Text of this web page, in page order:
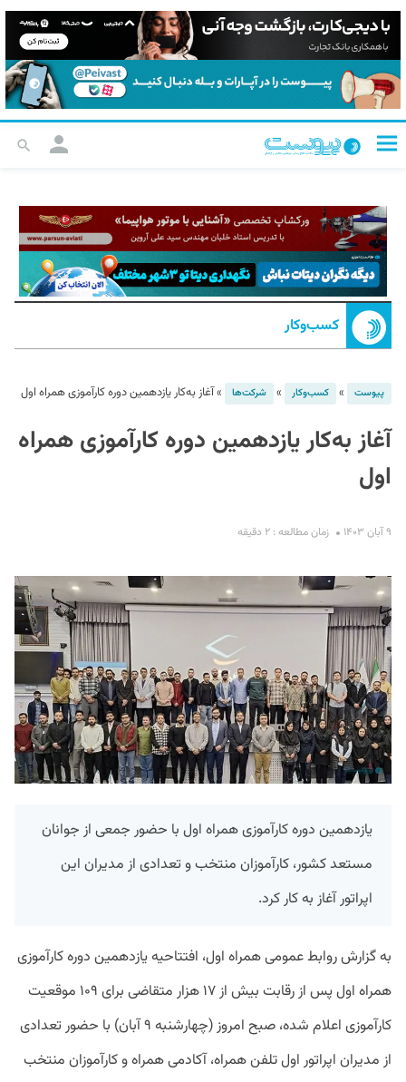
کسب‌و‌کار
پیوست » کسب‌و‌کار » شرکت‌ها »آغاز به‌کار یازدهمین دوره کارآموزی همراه اول
آغاز به‌کار یازدهمین دوره کارآموزی همراه
اول
۹ آبان ۱۴۰۳ زمان مطالعه : ۲ دقیقه
یازدهمین دوره کارآموزی همراه اول با حضور جمعی از جوانان
مستعد کشور، کارآموزان منتخب و تعدادی از مدیران این
اپراتور آغاز به کار کرد.
به گزارش روابط عمومی همراه اول، افتتاحیه یازدهمین دوره کارآموزی
همراه اول پس از رقابت بیش از ۱۷ هزار متقاضی برای ۱۰۹ موقعیت
کارآموزی اعلام شده، صبح امروز (چهارشنبه ۹ آبان) با حضور تعدادی
از مدیران اپراتور اول تلفن همراه، آکادمی همراه و کارآموزان منتخب